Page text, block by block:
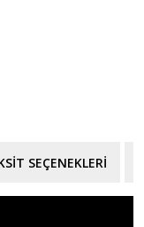
SEÇENEKLERI